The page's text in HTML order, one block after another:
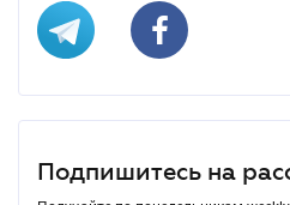
Подпишитесь на